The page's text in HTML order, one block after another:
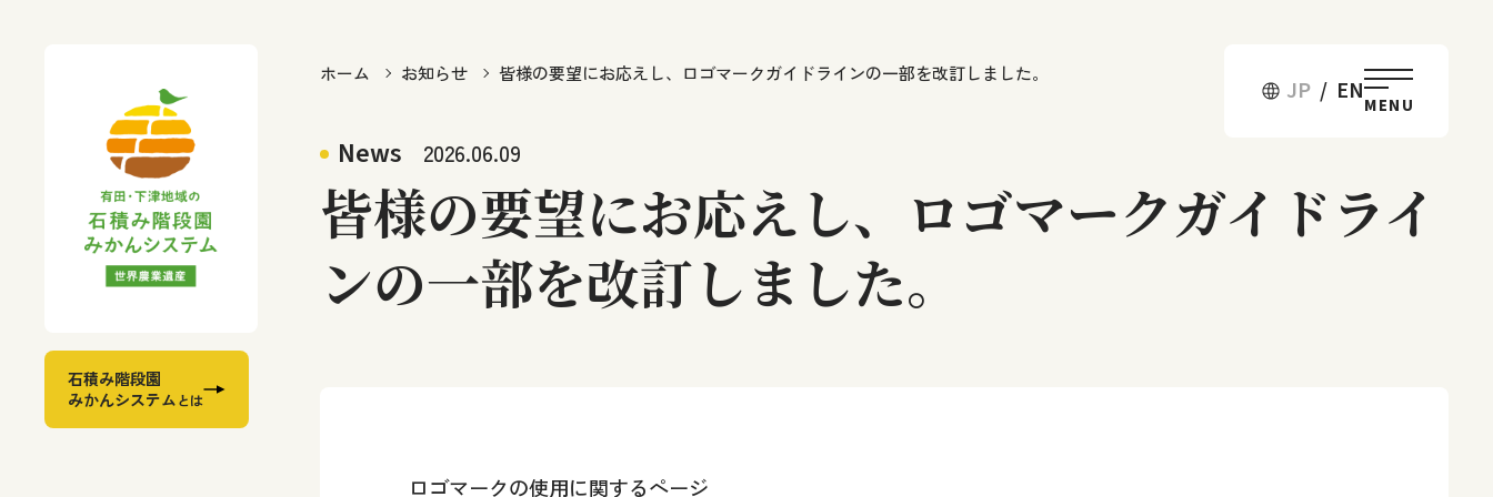
石積み階段園
みかんシステムとは
JP / ENMENU
ホーム お知らせ 皆様の要望にお応えし、ロゴマークガイドラインの一部を改訂しました。
News 2026.06.09
皆様の要望にお応えし、ロゴマークガイドライ
ンの一部を改訂しました。
ロゴマークの使用に関するページ